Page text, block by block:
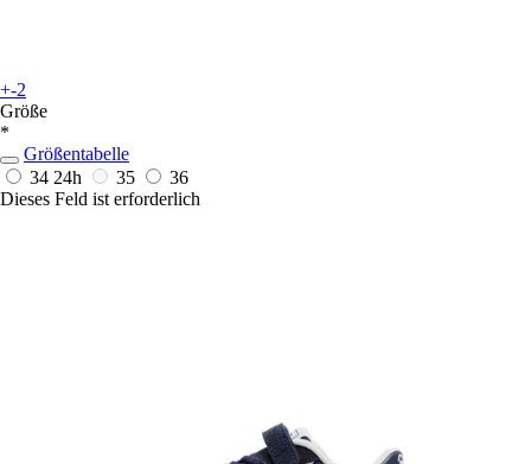
+-2
Größe
*
Größentabelle
34 24h 35
36
Dieses Feld ist erforderlich